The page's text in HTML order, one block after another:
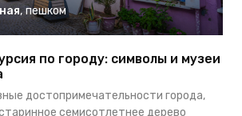
, пешком
по городу: символы и музеи
достопримечательности города,
семисотлетнее дерево